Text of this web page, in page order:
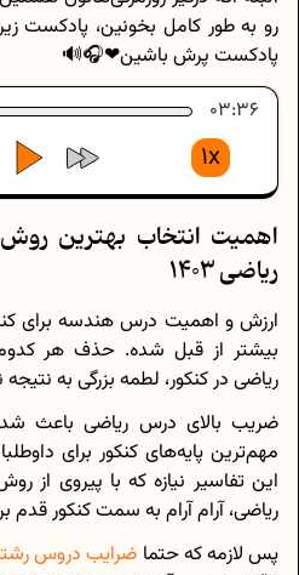
رو به طور کامل بخونین، پادکست
پادکست پرش باشین❤🎧🔊
03:36
1x
اهمیت انتخاب بهترین
ریاضی 1403
ارزش و اهمیت درس هندسه برای
بیشتر از قبل شده. حذف هر
ریاضی در کنکور، لطمه بزرگی به
ضریب بالای درس ریاضی باعث
مهم‌ترین پایه‌های کنکور برای
این تفاسیر نیازه که با پیروی از
ریاضی، آرام آرام به سمت کنکور قدم
پس لازمه که حتما ضرایب دروس